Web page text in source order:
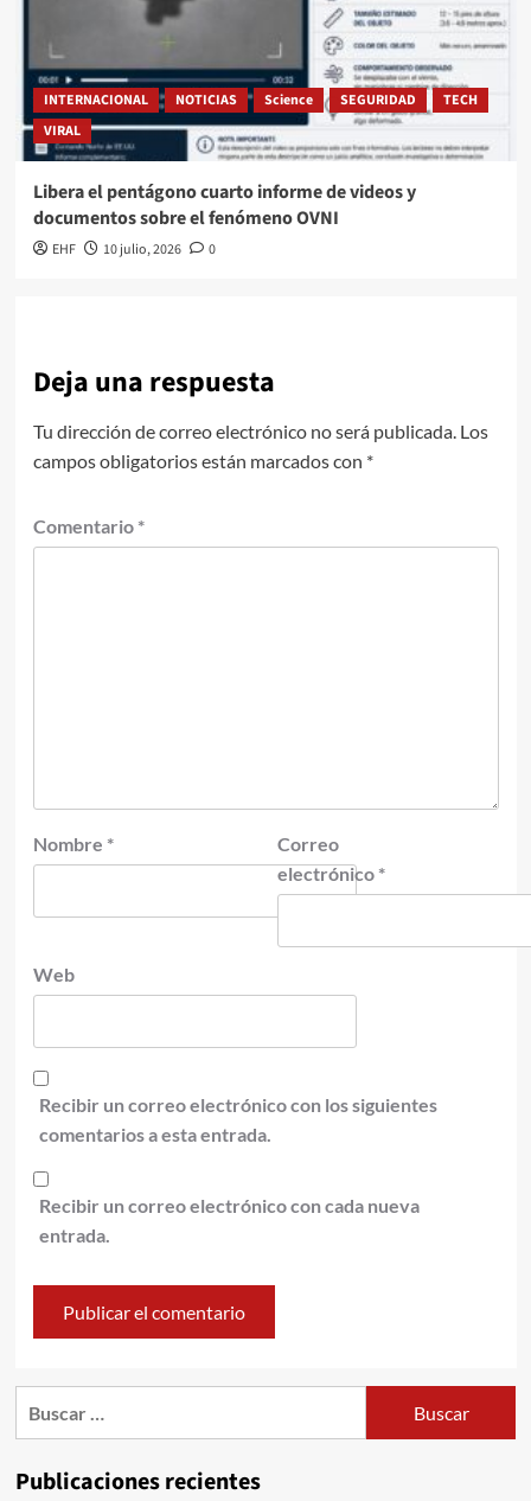
INTERNACIONAL NOTICIAS Science SEGURIDAD
TECH
VIRAL
Libera el pentágono cuarto informe de videos y
documentos sobre el fenómeno OVNI
EHF 10 julio, 2026 0
Deja una respuesta
Tu dirección de correo electrónico no será publicada. Los
campos obligatorios están marcados con *
Comentario *
Nombre *
Correo
electrónico *
Web
Recibir un correo electrónico con los siguientes
comentarios a esta entrada.
Recibir un correo electrónico con cada nueva
entrada.
Publicaciones recientes